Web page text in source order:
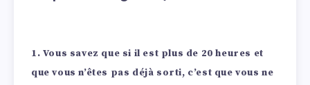
1. Vous savez que si il est plus de 20 heures et
que vous n’êtes pas déjà sorti, c’est que vous ne